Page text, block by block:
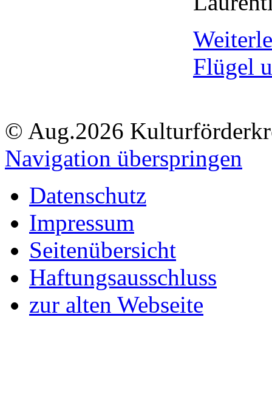
Flügel
© Aug.2026
Navigation überspringen
Datenschutz
Impressum
Seitenübersicht
Haftungsausschluss
zur alten Webseite